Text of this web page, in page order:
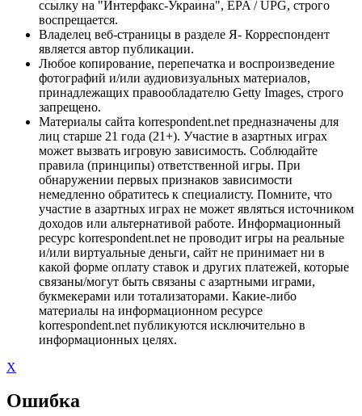
ссылку на "Интерфакс-Украина", EPA / UPG, строго
воспрещается.
Владелец веб-страницы в разделе Я- Корреспондент
является автор публикации.
Любое копирование, перепечатка и воспроизведение
фотографий и/или аудиовизуальных материалов,
принадлежащих правообладателю Getty Images, строго
запрещено.
Материалы сайта korrespondent.net предназначены для
лиц старше 21 года (21+). Участие в азартных играх
может вызвать игровую зависимость. Соблюдайте
правила (принципы) ответственной игры. При
обнаружении первых признаков зависимости
немедленно обратитесь к специалисту. Помните, что
участие в азартных играх не может являться источником
доходов или альтернативой работе. Информационный
ресурс korrespondent.net не проводит игры на реальные
и/или виртуальные деньги, сайт не принимает ни в
какой форме оплату ставок и других платежей, которые
связаны/могут быть связаны с азартными играми,
букмекерами или тотализаторами. Какие-либо
материалы на информационном ресурсе
korrespondent.net публикуются исключительно в
информационных целях.
X
Ошибка